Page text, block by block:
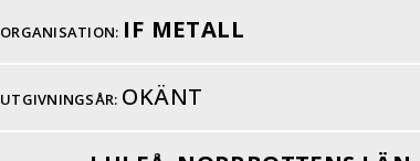
ORGANISATION: IF METALL
UTGIVNINGSÅR: OKÄNT